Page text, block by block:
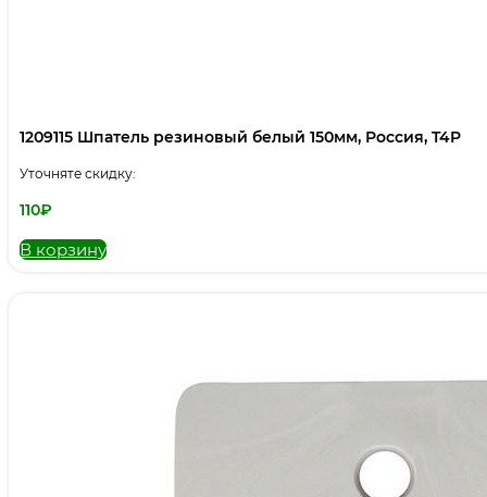
1209115 Шпатель резиновый белый 150мм, Россия, T4P
Уточняте скидку:
110₽
В корзину